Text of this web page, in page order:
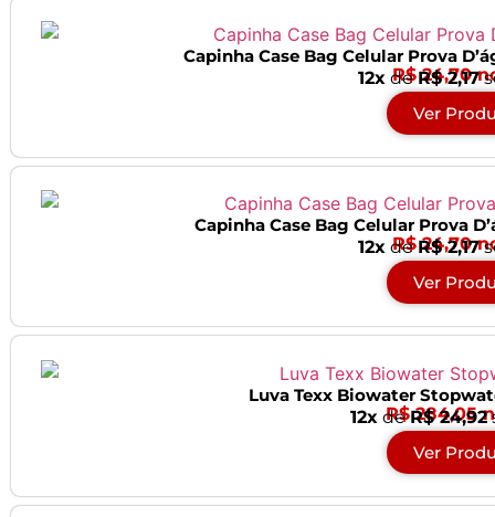
Capinha Case Bag Celular Prova
R$ 24,70
12x deR$ 2,17
Ver
Capinha Case Bag Celular Prova
R$ 24,70
12x deR$ 2,17
Ver
Luva Texx Biowater
R$ 284,05
12x deR$ 24,92
Ver